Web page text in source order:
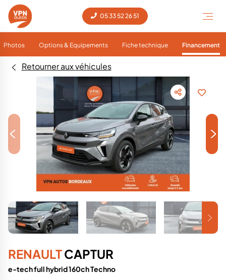
05 33 52 26 51
Photos Options & Equipements Fiche technique Financement
Retourner aux véhicules
< >
RENAULTCAPTUR
e-tech full hybrid 160ch Techno